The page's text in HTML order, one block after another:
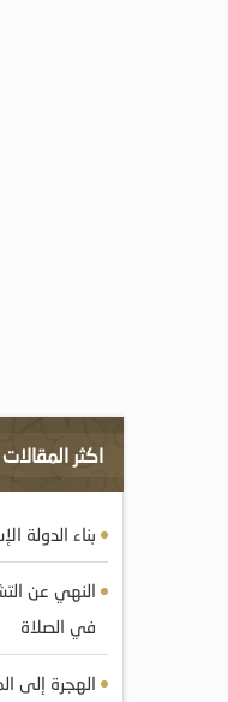
اكثر
بناء الدولة
النهي عن
في الصلاة
الهجرة إلى